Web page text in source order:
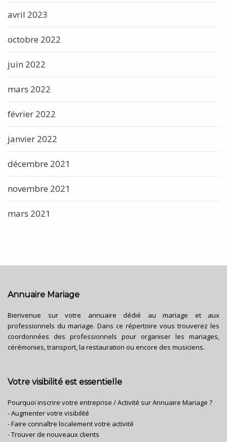
avril 2023
octobre 2022
juin 2022
mars 2022
février 2022
janvier 2022
décembre 2021
novembre 2021
mars 2021
Annuaire Mariage
Bienvenue sur votre annuaire dédié au mariage et aux
professionnels du mariage. Dans ce répertoire vous trouverez les
coordonnées des professionnels pour organiser les mariages,
cérémonies, transport, la restauration ou encore des musiciens.
Votre visibilité est essentielle
Pourquoi inscrire votre entreprise / Activité sur Annuaire Mariage ?
- Augmenter votre visibilité
- Faire connaître localement votre activité
- Trouver de nouveaux clients